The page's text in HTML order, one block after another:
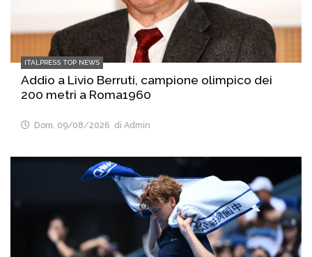
ITALPRESS TOP NEWS
Addio a Livio Berruti, campione olimpico dei
200 metri a Roma1960
Dom, 09/08/2026 di Admin